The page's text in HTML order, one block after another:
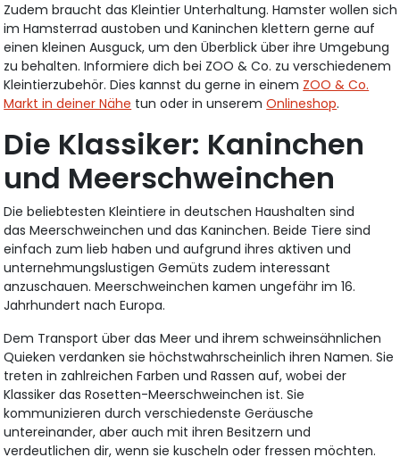
Zudem braucht das Kleintier Unterhaltung. Hamster wollen sich
im Hamsterrad austoben und Kaninchen klettern gerne auf
einen kleinen Ausguck, um den Überblick über ihre Umgebung
zu behalten. Informiere dich bei ZOO & Co. zu verschiedenem
Kleintierzubehör. Dies kannst du gerne in einem ZOO & Co.
Markt in deiner Nähe tun oder in unseremOnlineshop.
Die Klassiker: Kaninchen
und Meerschweinchen
Die beliebtesten Kleintiere in deutschen Haushalten sind
das Meerschweinchen und das Kaninchen. Beide Tiere sind
einfach zum lieb haben und aufgrund ihres aktiven und
unternehmungslustigen Gemüts zudem interessant
anzuschauen. Meerschweinchen kamen ungefähr im 16.
Jahrhundert nach Europa.
Dem Transport über das Meer und ihrem schweinsähnlichen
Quieken verdanken sie höchstwahrscheinlich ihren Namen. Sie
treten in zahlreichen Farben und Rassen auf, wobei der
Klassiker das Rosetten-Meerschweinchen ist. Sie
kommunizieren durch verschiedenste Geräusche
untereinander, aber auch mit ihren Besitzern und
verdeutlichen dir, wenn sie kuscheln oder fressen möchten.